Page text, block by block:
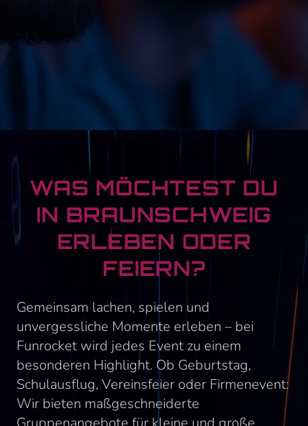
WAS MÖCHTEST DU
IN BRAUNSCHWEIG
ERLEBEN ODER
FEIERN?
Gemeinsam lachen, spielen und
unvergessliche Momente erleben – bei
Funrocket wird jedes Event zu einem
besonderen Highlight. Ob Geburtstag,
Schulausflug, Vereinsfeier oder Firmenevent:
Wir bieten maßgeschneiderte